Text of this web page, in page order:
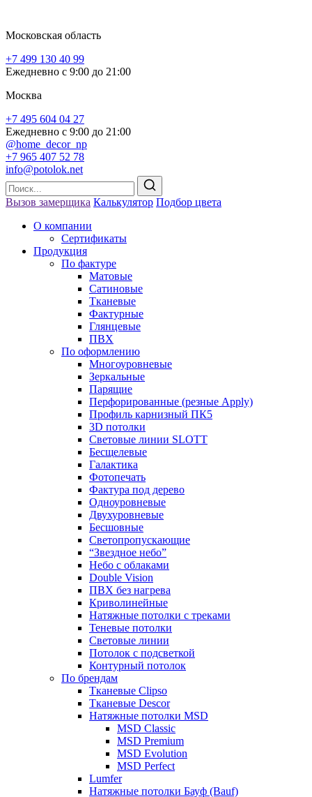
Московская область
+7 499 130 40 99
Ежедневно с 9:00 до 21:00
Москва
+7 495 604 04 27
Ежедневно с 9:00 до 21:00
@home_decor_np
+7 965 407 52 78
info@potolok.net
Вызов замерщика Калькулятор Подбор цвета
О компании
Сертификаты
Продукция
По фактуре
Матовые
Сатиновые
Тканевые
Фактурные
Глянцевые
ПВХ
По оформлению
Многоуровневые
Зеркальные
Парящие
Перфорированные (резные Apply)
Профиль карнизный ПК5
3D потолки
Световые линии SLOTT
Бесщелевые
Галактика
Фотопечать
Фактура под дерево
Одноуровневые
Двухуровневые
Бесшовные
Светопропускающие
“Звездное небо”
Небо с облаками
Double Vision
ПВХ без нагрева
Криволинейные
Натяжные потолки с треками
Теневые потолки
Световые линии
Потолок с подсветкой
Контурный потолок
По брендам
Тканевые Clipso
Тканевые Descor
Натяжные потолки MSD
MSD Сlassic
MSD Premium
MSD Evolution
MSD Perfect
Lumfer
Натяжные потолки Бауф (Bauf)